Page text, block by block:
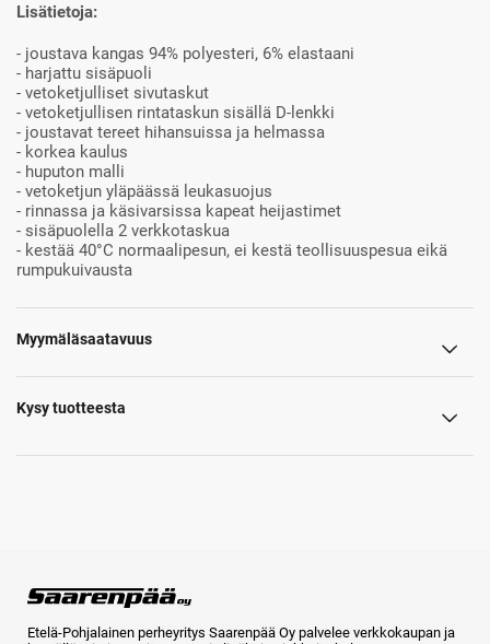
Lisätietoja:
- joustava kangas 94% polyesteri, 6% elastaani
- harjattu sisäpuoli
- vetoketjulliset sivutaskut
- vetoketjullisen rintataskun sisällä D-lenkki
- joustavat tereet hihansuissa ja helmassa
- korkea kaulus
- huputon malli
- vetoketjun yläpäässä leukasuojus
- rinnassa ja käsivarsissa kapeat heijastimet
- sisäpuolella 2 verkkotaskua
- kestää 40°C normaalipesun, ei kestä teollisuuspesua eikä
rumpukuivausta
Myymäläsaatavuus
Kysy tuotteesta
Etelä-Pohjalainen perheyritys Saarenpää Oy palvelee verkkokaupan ja